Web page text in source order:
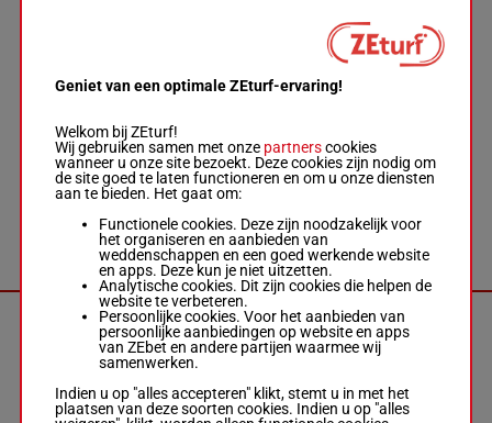
Godey Mme
Hél.-Gout L.
M/7 - 2750m -
1'14"3-
€ 36.880
5a 8a Da 4a
0a 2a 8a Da
M/72750m1'14"3
€ 36.880
(24) 0a 0a
6a 5a 8a
Da 4a 0a
2a
Pierquin N.-
M/7 - 2775m
1'13"8-
€ 52.315
M/72775m1'13"8
€ 52.3151a 1a 7a
8a 2a 3a
Geniet van een optimale ZEturf-ervaring!
Welkom bij ZEturf!
Wij gebruiken samen met onze partnerscookies
wanneer u onze site bezoekt. Deze cookies zijn nodig om
de site goed te laten functioneren en om u onze diensten
aan te bieden. Het gaat om:
Functionele cookies. Deze zijn noodzakelijk voor
het organiseren en aanbieden van
weddenschappen en een goed werkende website
en apps. Deze kun je niet uitzetten.
Analytische cookies. Dit zijn cookies die helpen de
website te verbeteren.
Persoonlijke cookies. Voor het aanbieden van
persoonlijke aanbiedingen op website en apps
van ZEbet en andere partijen waarmee wij
samenwerken.
Indien u op "alles accepteren" klikt, stemt u in met het
plaatsen van deze soorten cookies. Indien u op "alles